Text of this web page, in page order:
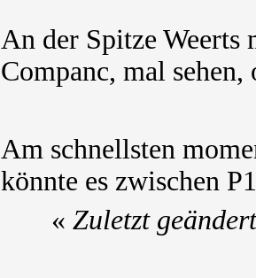
An der Spitze Weerts
Companc, mal
Am schnellsten
könnte es zwischen
« Zuletzt